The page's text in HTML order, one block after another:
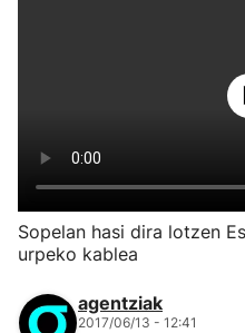
Sopelan hasi dira lotzen
urpeko kablea
agentziak
2017/06/13 - 12:41